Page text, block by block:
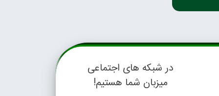
در شبکه های اجتماعی
میزبان شما هستیم!